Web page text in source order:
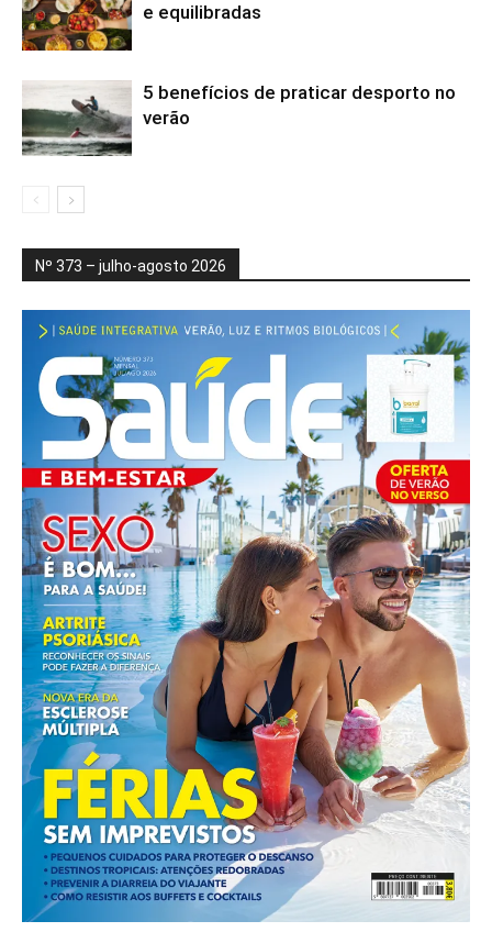
e equilibradas
5 benefícios de praticar desporto no
verão
Nº 373 – julho-agosto 2026